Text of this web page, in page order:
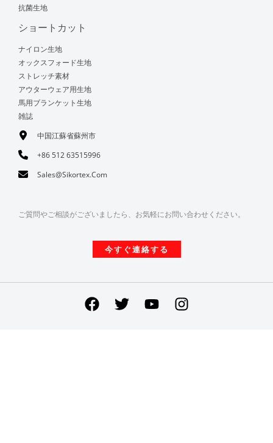
抗菌生地
ショートカット
ナイロン生地
オックスフォード生地
ストレッチ素材
アウターウェア用生地
馬用ブランケット生地
雑誌
中国江蘇省蘇州市
+86 512 63515996
Sales@sikortex.com
ご質問やご相談がございましたら、お気軽にお問い合わせください。
今すぐ連絡する